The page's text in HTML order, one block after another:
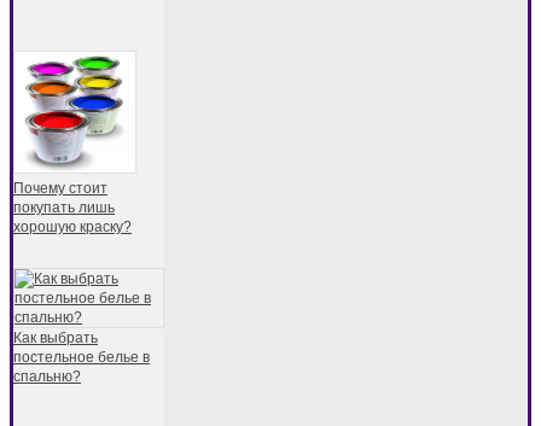
Почему стоит
покупать лишь
хорошую краску?
Как выбрать
постельное белье в
спальню?